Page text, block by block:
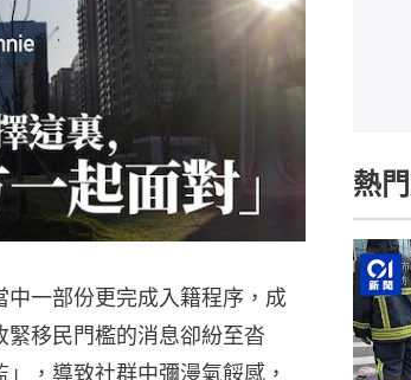
一部份更完成入籍程序，成
移民門檻的消息卻紛至沓
，導致社群中彌漫氣餒感，
熱